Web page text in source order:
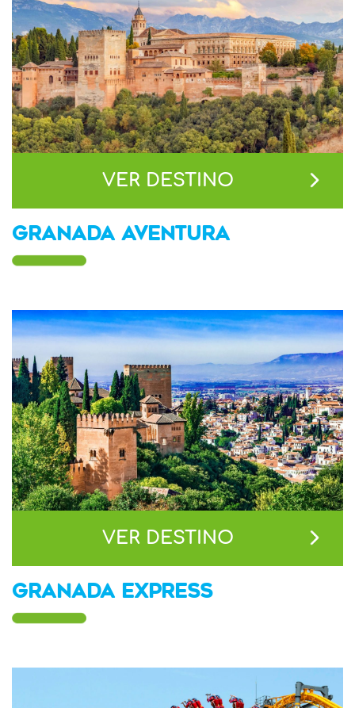
VER DESTINO
GRANADA AVENTURA
VER DESTINO
GRANADA EXPRESS